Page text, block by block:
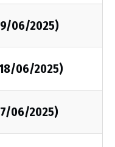
06/2025)
06/2025)
06/2025)